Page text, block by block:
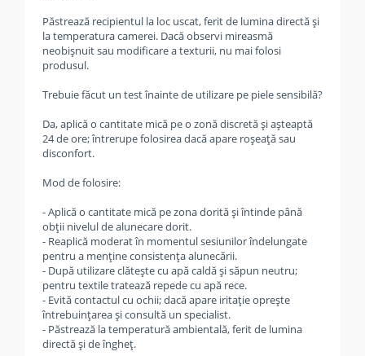
Păstrează recipientul la loc uscat, ferit de lumina directă și
la temperatura camerei. Dacă observi mireasmă
neobișnuit sau modificare a texturii, nu mai folosi
produsul.
Trebuie făcut un test înainte de utilizare pe piele sensibilă?
Da, aplică o cantitate mică pe o zonă discretă și așteaptă
24 de ore; întrerupe folosirea dacă apare roșeață sau
disconfort.
Mod de folosire:
- Aplică o cantitate mică pe zona dorită și întinde până
obții nivelul de alunecare dorit.
- Reaplică moderat în momentul sesiunilor îndelungate
pentru a menține consistența alunecării.
- După utilizare clătește cu apă caldă și săpun neutru;
pentru textile tratează repede cu apă rece.
- Evită contactul cu ochii; dacă apare iritație oprește
întrebuințarea și consultă un specialist.
- Păstrează la temperatură ambientală, ferit de lumina
directă și de îngheț.